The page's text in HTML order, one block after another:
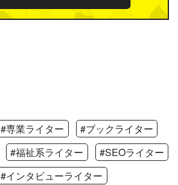
#専業ライター
#ブックライター
#福祉系ライター
#SEOライター
#インタビューライター